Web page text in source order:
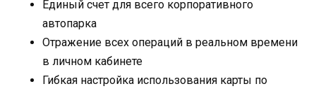
Единый счет для всего корпоративного
автопарка
Отражение всех операций в реальном времени
в личном кабинете
Гибкая настройка использования карты по